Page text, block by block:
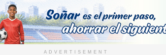
ADVERTISEMENT